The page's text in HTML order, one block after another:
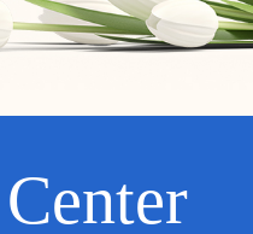
、新能源、食品饮料、冶
一烛式"整机+滤芯+滤
国外长期垄断；公司通过
选型到滤材适配全程精准
话，做您长期可靠的过滤